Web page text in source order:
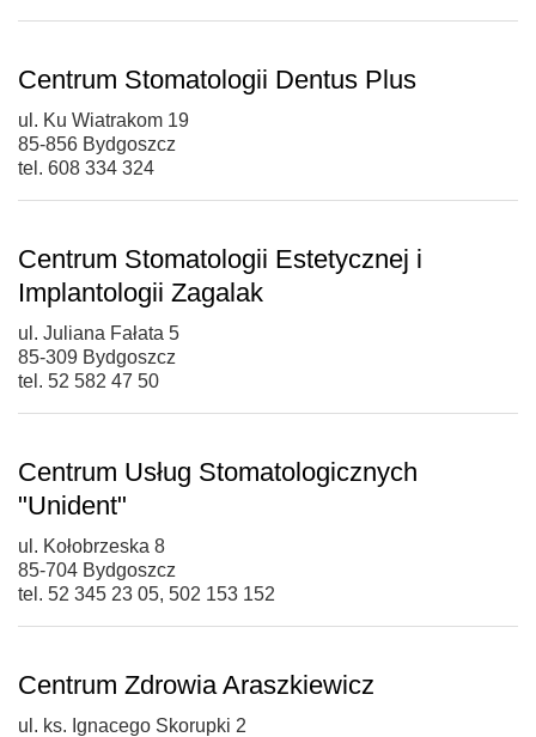
Centrum Stomatologii Dentus Plus
ul. Ku Wiatrakom 19
85-856 Bydgoszcz
tel. 608 334 324
Centrum Stomatologii Estetycznej i
Implantologii Zagalak
ul. Juliana Fałata 5
85-309 Bydgoszcz
tel. 52 582 47 50
Centrum Usług Stomatologicznych
"Unident"
ul. Kołobrzeska 8
85-704 Bydgoszcz
tel. 52 345 23 05, 502 153 152
Centrum Zdrowia Araszkiewicz
ul. ks. Ignacego Skorupki 2